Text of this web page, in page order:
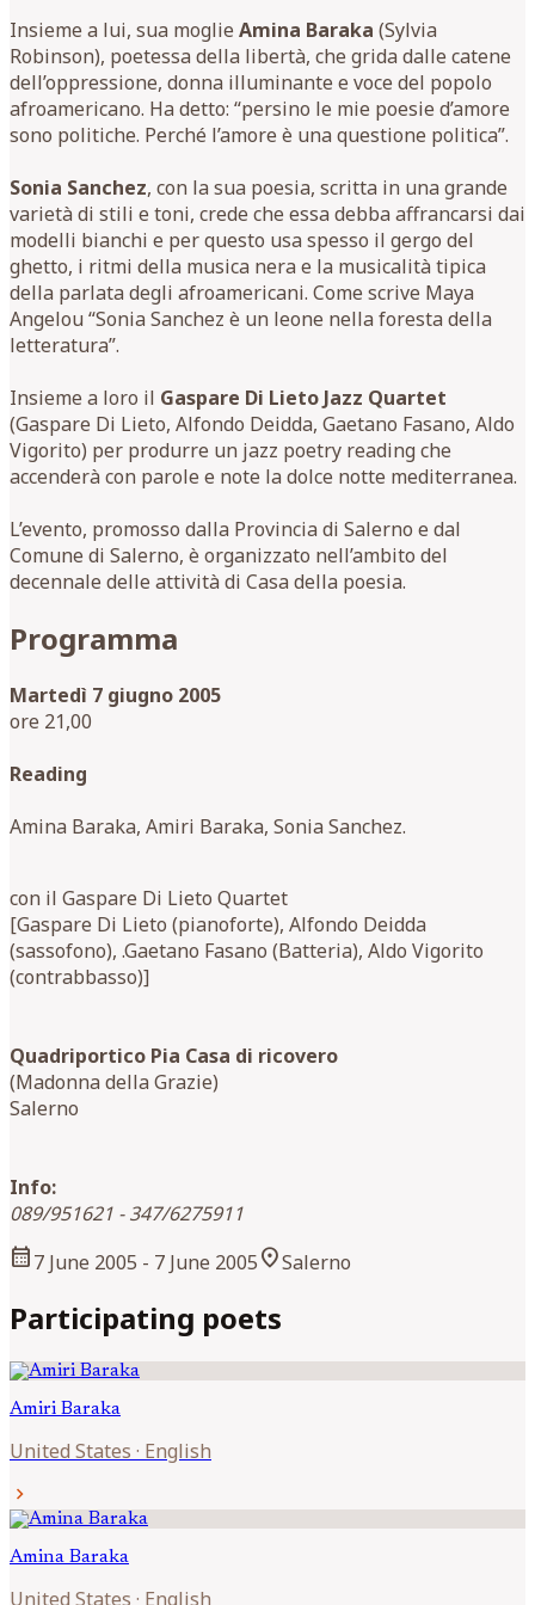
Insieme a lui, sua moglie Amina Baraka (Sylvia
Robinson), poetessa della libertà, che grida dalle catene
dell’oppressione, donna illuminante e voce del popolo
afroamericano. Ha detto: “persino le mie poesie d’amore
sono politiche. Perché l’amore è una questione politica”.
Sonia Sanchez, con la sua poesia, scritta in una grande
varietà di stili e toni, crede che essa debba affrancarsi dai
modelli bianchi e per questo usa spesso il gergo del
ghetto, i ritmi della musica nera e la musicalità tipica
della parlata degli afroamericani. Come scrive Maya
Angelou “Sonia Sanchez è un leone nella foresta della
letteratura”.
Insieme a loro il Gaspare Di Lieto Jazz Quartet
(Gaspare Di Lieto, Alfondo Deidda, Gaetano Fasano, Aldo
Vigorito) per produrre un jazz poetry reading che
accenderà con parole e note la dolce notte mediterranea.
L’evento, promosso dalla Provincia di Salerno e dal
Comune di Salerno, è organizzato nell’ambito del
decennale delle attività di Casa della poesia.
Programma
Martedì 7 giugno 2005
ore 21,00
Reading
Amina Baraka, Amiri Baraka, Sonia Sanchez.
con il Gaspare Di Lieto Quartet
[Gaspare Di Lieto (pianoforte), Alfondo Deidda
(sassofono), .Gaetano Fasano (Batteria), Aldo Vigorito
(contrabbasso)]
Quadriportico Pia Casa di ricovero
(Madonna della Grazie)
Salerno
Info:
089/951621 - 347/6275911
calendar_month7 June 2005 - 7 June 2005location_onSalerno
Participating poets
Amiri Baraka
United States · English
chevron_right
Amina Baraka
United States · English